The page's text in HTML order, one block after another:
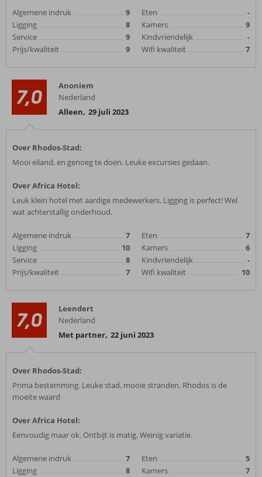
Algemene indruk
9
Ligging
8
Service
9
Prijs/kwaliteit
9
Eten
-
Kamers
9
Kindvriendelijk
-
Wifi kwaliteit
7
7,0
Anoniem
Nederland
Alleen, 29 juli 2023
Over Rhodos-Stad:
Mooi eiland, en genoeg te doen. Leuke excursies gedaan.
Over Africa Hotel:
Leuk klein hotel met aardige medewerkers. Ligging is perfect! Wel
wat achterstallig onderhoud.
Algemene indruk
7
Ligging
10
Service
8
Prijs/kwaliteit
7
Eten
7
Kamers
6
Kindvriendelijk
-
Wifi kwaliteit
10
7,0
Leendert
Nederland
Met partner, 22 juni 2023
Over Rhodos-Stad:
Prima bestemming. Leuke stad, mooie stranden. Rhodos is de
moeite waard
Over Africa Hotel:
Eenvoudig maar ok. Ontbijt is matig. Weinig variatie.
Algemene indruk
7
Ligging
8
Eten
5
Kamers
7